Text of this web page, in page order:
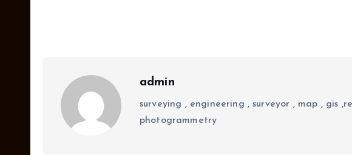
admin
surveying , engineering , surveyor , map , gis
photogrammetry